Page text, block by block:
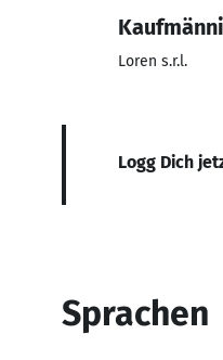
Loren s.r.l.
Logg Dich
Sprachen